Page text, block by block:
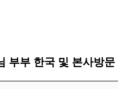
부부 한국 및 본사방문